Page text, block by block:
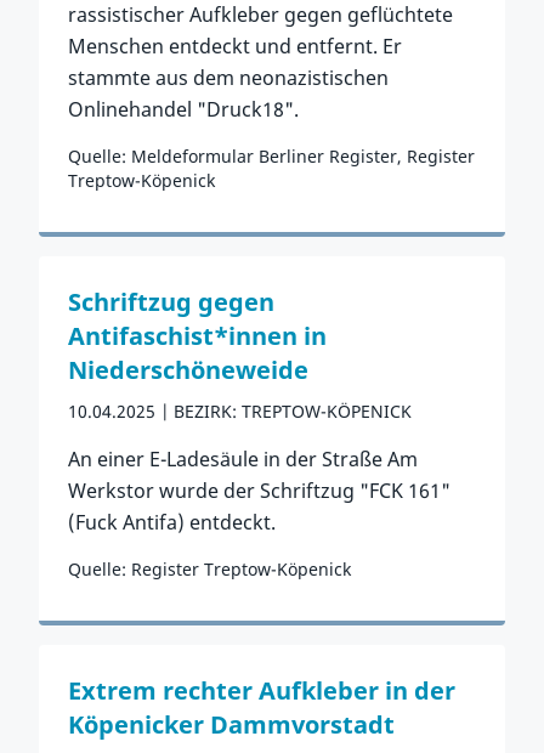
rassistischer Aufkleber gegen geflüchtete
Menschen entdeckt und entfernt. Er
stammte aus dem neonazistischen
Onlinehandel "Druck18".
Quelle: Meldeformular Berliner Register, Register
Treptow-Köpenick
Zum Vorfall
Schriftzug gegen
Antifaschist*innen in
Niederschöneweide
10.04.2025 BEZIRK: TREPTOW-KÖPENICK
An einer E-Ladesäule in der Straße Am
Werkstor wurde der Schriftzug "FCK 161"
(Fuck Antifa) entdeckt.
Quelle: Register Treptow-Köpenick
Zum Vorfall
Extrem rechter Aufkleber in der
Köpenicker Dammvorstadt